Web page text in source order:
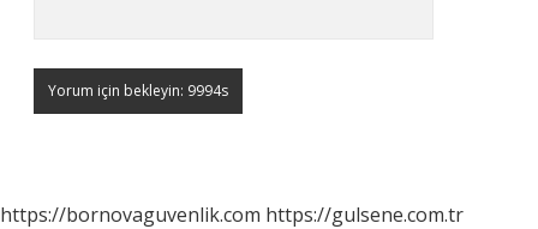
https://bornovaguvenlik.com https://gulsene.com.tr